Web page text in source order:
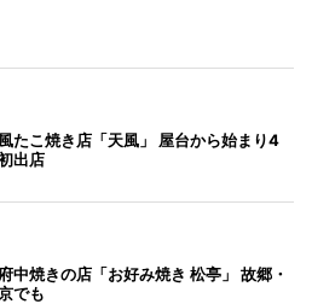
たこ焼き店「天風」 屋台から始まり4
出店
中焼きの店「お好み焼き 松亭」 故郷・
でも